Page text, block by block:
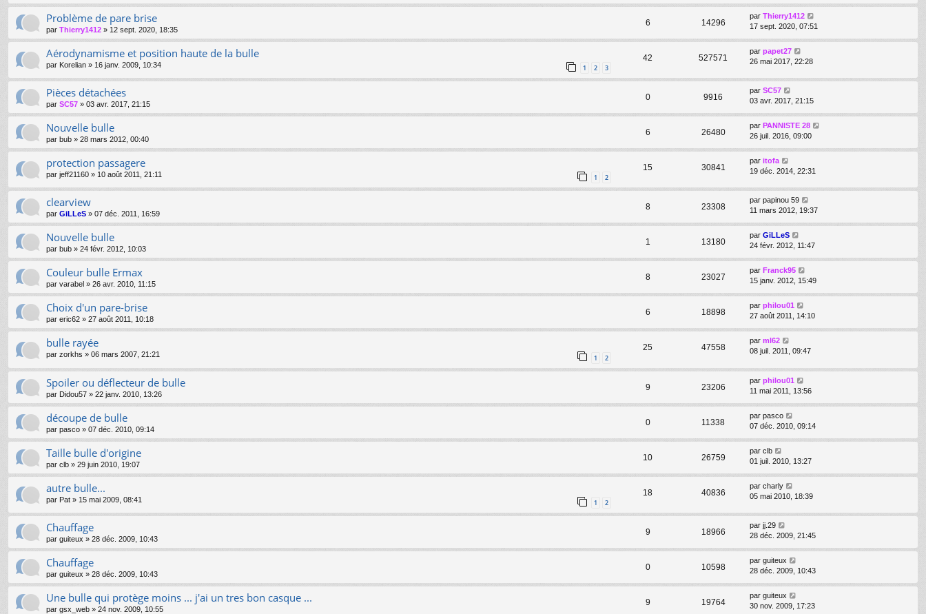
Problème de pare brise
par Thierry1412 » 12 sept. 2020, 18:35
6 14296
par Thierry1412
17 sept. 2020, 07:51
Aérodynamisme et position haute de la bulle
par Korelian » 16 janv. 2009, 10:34 1 2 3
42 527571
par papet27
26 mai 2017, 22:28
Pièces détachées
par SC57 » 03 avr. 2017, 21:15
0 9916
par SC57
03 avr. 2017, 21:15
Nouvelle bulle
par bub » 28 mars 2012, 00:40
6 26480
par PANNISTE 28
26 juil. 2016, 09:00
protection passagere
par jeff21160 » 10 août 2011, 21:11 1 2
15 30841
par itofa
19 déc. 2014, 22:31
clearview
par GiLLeS » 07 déc. 2011, 16:59
8 23308
par papinou 59
11 mars 2012, 19:37
Nouvelle bulle
par bub » 24 févr. 2012, 10:03
1 13180
par GiLLeS
24 févr. 2012, 11:47
Couleur bulle Ermax
par varabel » 26 avr. 2010, 11:15
8 23027
par Franck95
15 janv. 2012, 15:49
Choix d'un pare-brise
par eric62 » 27 août 2011, 10:18
6 18898
par philou01
27 août 2011, 14:10
bulle rayée
par zorkhs » 06 mars 2007, 21:21 1 2
25 47558
par ml62
08 juil. 2011, 09:47
Spoiler ou déflecteur de bulle
par Didou57 » 22 janv. 2010, 13:26
9 23206
par philou01
11 mai 2011, 13:56
découpe de bulle
par pasco » 07 déc. 2010, 09:14
0 11338
par pasco
07 déc. 2010, 09:14
Taille bulle d'origine
par clb » 29 juin 2010, 19:07
10 26759
par clb
01 juil. 2010, 13:27
autre bulle...
par Pat » 15 mai 2009, 08:41 1 2
18 40836
par charly
05 mai 2010, 18:39
Chauffage
par guiteux » 28 déc. 2009, 10:43
9 18966
par jj.29
28 déc. 2009, 21:45
Chauffage
par guiteux » 28 déc. 2009, 10:43
0 10598
par guiteux
28 déc. 2009, 10:43
Une bulle qui protège moins ... j'ai un tres bon casque ...
par gsx_web » 24 nov. 2009, 10:55
9 19764
par guiteux
30 nov. 2009, 17:23